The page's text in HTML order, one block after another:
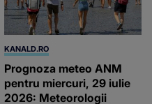
KANALD.RO
Prognoza meteo ANM
pentru miercuri, 29 iulie
2026: Meteorologii